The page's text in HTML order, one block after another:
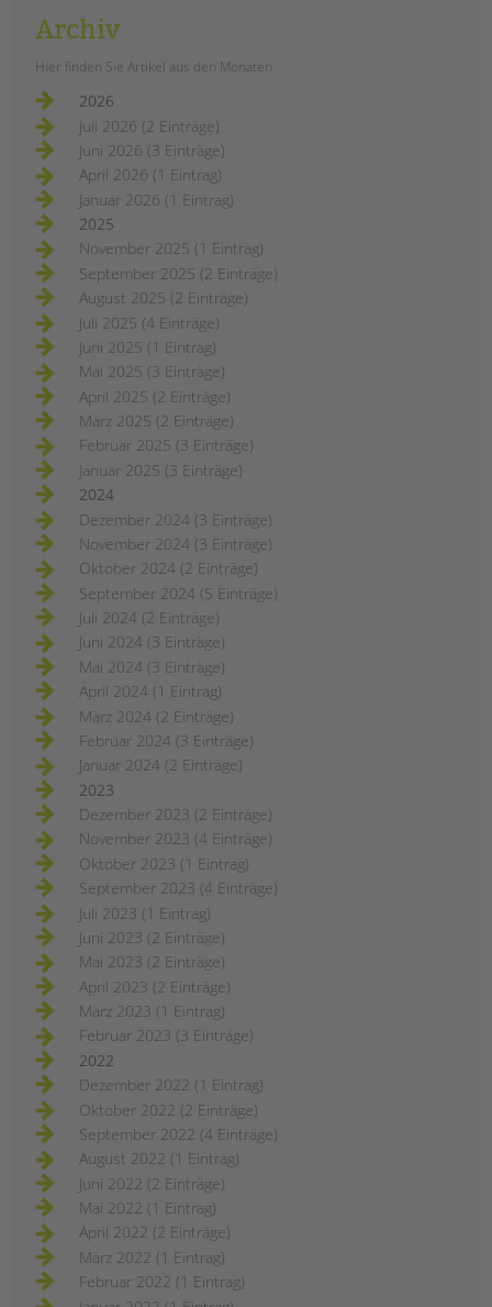
Archiv
Hier finden Sie Artikel aus den Monaten
2026
Juli 2026 (2 Einträge)
Juni 2026 (3 Einträge)
April 2026 (1 Eintrag)
Januar 2026 (1 Eintrag)
2025
November 2025 (1 Eintrag)
September 2025 (2 Einträge)
August 2025 (2 Einträge)
Juli 2025 (4 Einträge)
Juni 2025 (1 Eintrag)
Mai 2025 (3 Einträge)
April 2025 (2 Einträge)
März 2025 (2 Einträge)
Februar 2025 (3 Einträge)
Januar 2025 (3 Einträge)
2024
Dezember 2024 (3 Einträge)
November 2024 (3 Einträge)
Oktober 2024 (2 Einträge)
September 2024 (5 Einträge)
Juli 2024 (2 Einträge)
Juni 2024 (3 Einträge)
Mai 2024 (3 Einträge)
April 2024 (1 Eintrag)
März 2024 (2 Einträge)
Februar 2024 (3 Einträge)
Januar 2024 (2 Einträge)
2023
Dezember 2023 (2 Einträge)
November 2023 (4 Einträge)
Oktober 2023 (1 Eintrag)
September 2023 (4 Einträge)
Juli 2023 (1 Eintrag)
Juni 2023 (2 Einträge)
Mai 2023 (2 Einträge)
April 2023 (2 Einträge)
März 2023 (1 Eintrag)
Februar 2023 (3 Einträge)
2022
Dezember 2022 (1 Eintrag)
Oktober 2022 (2 Einträge)
September 2022 (4 Einträge)
August 2022 (1 Eintrag)
Juni 2022 (2 Einträge)
Mai 2022 (1 Eintrag)
April 2022 (2 Einträge)
März 2022 (1 Eintrag)
Februar 2022 (1 Eintrag)